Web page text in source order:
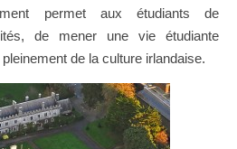
permet aux étudiants de
de mener une vie étudiante
de la culture irlandaise.